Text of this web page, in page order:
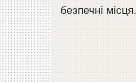
безпечні місця.